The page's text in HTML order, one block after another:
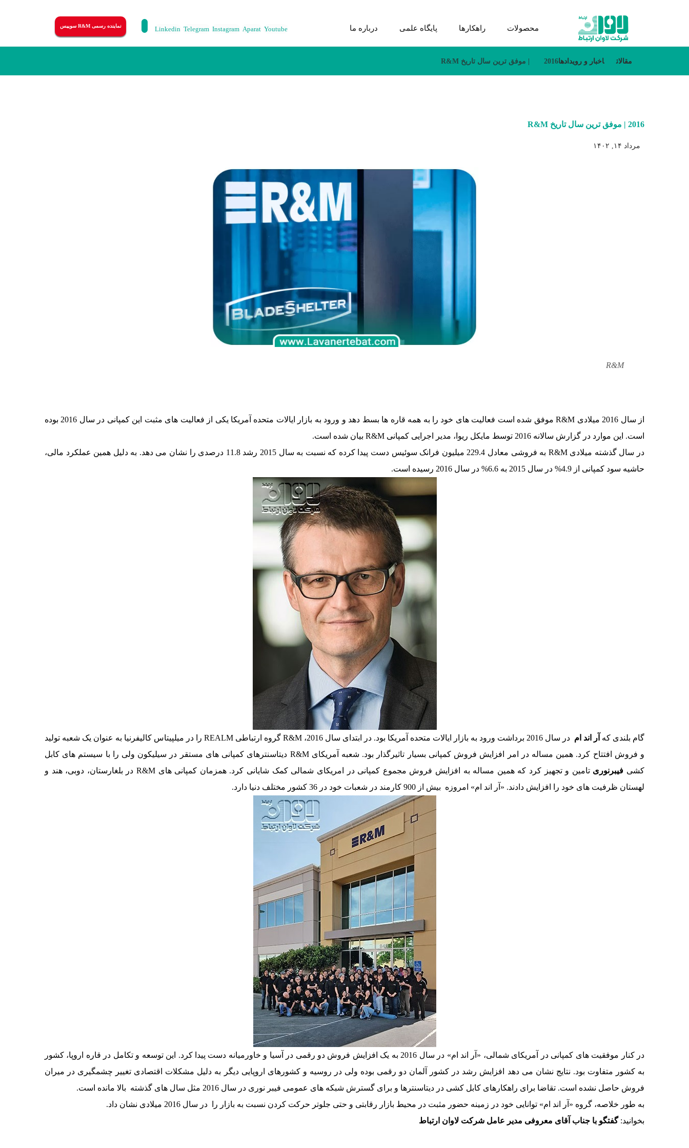
محصولات راهکارها پایگاه علمی درباره ما نماینده رسمی R&M سوییس Linkedin Telegram Instagram Aparat Youtube
مقالات اخبار و رویدادها2016 | موفق ترین سال تاریخ R&M
2016 | موفق ترین سال تاریخ R&M
مرداد ۱۴, ۱۴۰۲
R&M
از سال 2016 میلادی R&M موفق شده است فعالیت های خود را به همه قاره ها بسط دهد و ورود به بازار ایالات متحده آمریکا یکی از فعالیت های مثبت این کمپانی در سال 2016 بوده
است. این موارد در گزارش سالانه 2016 توسط مایکل ریوا، مدیر اجرایی کمپانی R&M بیان شده است.
در سال گذشته میلادی R&M به فروشی معادل 229.4 میلیون فرانک سوئیس دست پیدا کرده که نسبت به سال 2015 رشد 11.8 درصدی را نشان می دهد. به دلیل همین عملکرد مالی،
حاشیه سود کمپانی از 4.9% در سال 2015 به 6.6% در سال 2016 رسیده است.
گام بلندی که آر اند ام
در سال 2016 برداشت ورود به بازار ایالات متحده آمریکا بود. در ابتدای سال 2016، R&M گروه ارتباطی REALM را در میلپیتاس کالیفرنیا به عنوان یک شعبه تولید
و فروش افتتاح کرد. همین مساله در امر افزایش فروش کمپانی بسیار تاثیرگذار بود. شعبه آمریکای R&M دیتاسنترهای کمپانی های مستقر در سیلیکون ولی را با سیستم های کابل
کشی فیبرنوری
تامین و تجهیز کرد که همین مساله به افزایش فروش مجموع کمپانی در امریکای شمالی کمک شایانی کرد. همزمان کمپانی های R&M در بلغارستان، دوبی، هند و
لهستان ظرفیت های خود را افزایش دادند. «آر اند ام» امروزه بیش از 900 کارمند در شعبات خود در 36 کشور مختلف دنیا دارد.
در کنار موفقیت های کمپانی در آمریکای شمالی، «آر اند ام» در سال 2016 به یک افزایش فروش دو رقمی در آسیا و خاورمیانه دست پیدا کرد. این توسعه و تکامل در قاره اروپا، کشور
به کشور متفاوت بود. نتایج نشان می دهد افزایش رشد در کشور آلمان دو رقمی بوده ولی در روسیه و کشورهای اروپایی دیگر به دلیل مشکلات اقتصادی تغییر چشمگیری در میران
فروش حاصل نشده است. تقاضا برای راهکارهای کابل کشی در دیتاسنترها و برای گسترش شبکه های عمومی فیبر نوری در سال 2016 مثل سال های گذشته بالا مانده است.
به طور خلاصه، گروه «آر اند ام» توانایی خود در زمینه حضور مثبت در محیط بازار رقابتی و حتی جلوتر حرکت کردن نسبت به بازار را در سال 2016 میلادی نشان داد.
بخوانید:گفتگو با جناب آقای معروفی مدیر عامل شرکت لاوان ارتباط